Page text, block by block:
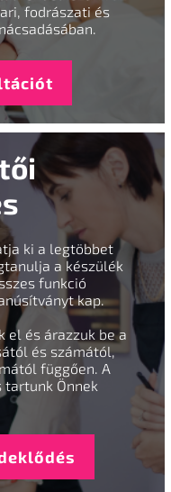
fodrászati és
ki a legtöbbet
a készülék
funkció
kap.
el és árazzuk be a
és számától,
függően. A
tartunk Önnek